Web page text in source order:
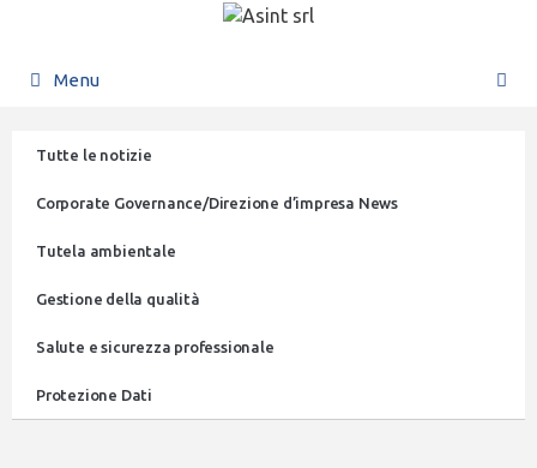
Menu
Tutte le notizie
Corporate Governance/Direzione d’impresa News
Tutela ambientale
Gestione della qualità
Salute e sicurezza professionale
Protezione Dati